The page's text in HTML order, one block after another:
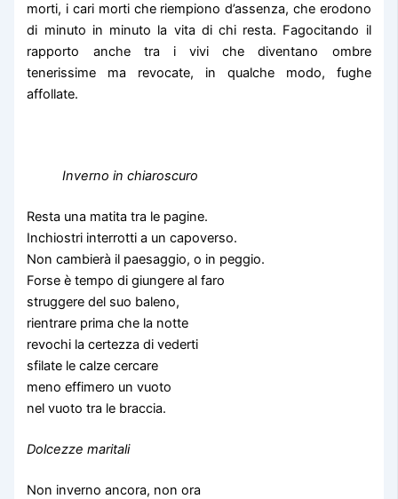
morti, i cari morti che riempiono d’assenza, che erodono
di minuto in minuto la vita di chi resta. Fagocitando il
rapporto anche tra i vivi che diventano ombre
tenerissime ma revocate, in qualche modo, fughe
affollate.
Inverno in chiaroscuro
Resta una matita tra le pagine.
Inchiostri interrotti a un capoverso.
Non cambierà il paesaggio, o in peggio.
Forse è tempo di giungere al faro
struggere del suo baleno,
rientrare prima che la notte
revochi la certezza di vederti
sfilate le calze cercare
meno effimero un vuoto
nel vuoto tra le braccia.
Dolcezze maritali
Non inverno ancora, non ora